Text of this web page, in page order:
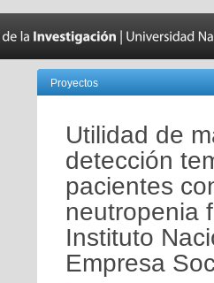
Proyectos
Utilidad de
detección
pacientes
neutropenia
Instituto
Empresa